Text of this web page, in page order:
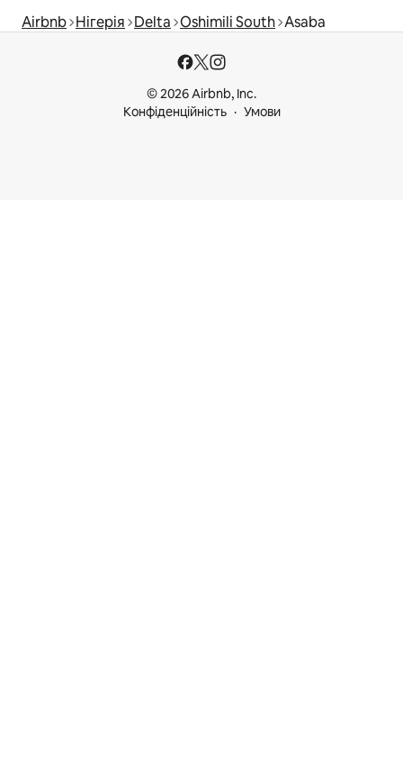
Airbnb Нігерія Delta Oshimili South Asaba
© 2026 Airbnb, Inc.
Конфіденційність
Умови